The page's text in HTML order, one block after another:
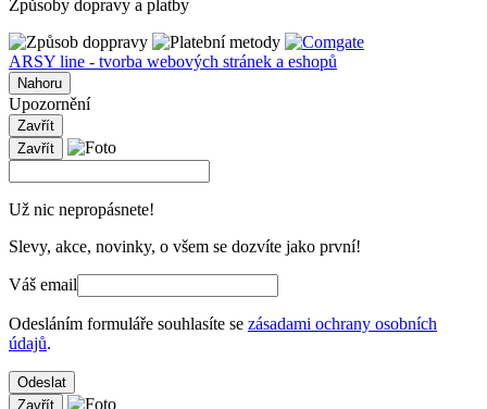
Způsoby dopravy a platby
ARSY line - tvorba webových stránek a eshopů
Nahoru
Upozornění
Zavřít
Zavřít
Už nic nepropásnete!
Slevy, akce, novinky, o všem se dozvíte jako první!
Váš email
Odesláním formuláře souhlasíte se zásadami ochrany osobních
údajů.
Odeslat
Zavřít